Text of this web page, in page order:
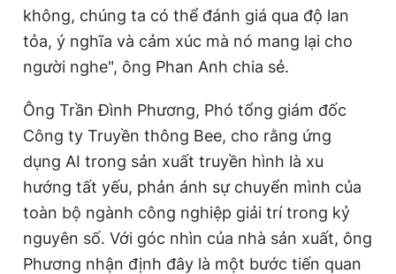
không, chúng ta có thể đánh giá qua độ lan
tỏa, ý nghĩa và cảm xúc mà nó mang lại cho
người nghe", ông Phan Anh chia sẻ.
Ông Trần Đình Phương, Phó tổng giám đốc
Công ty Truyền thông Bee, cho rằng ứng
dụng AI trong sản xuất truyền hình là xu
hướng tất yếu, phản ánh sự chuyển mình của
toàn bộ ngành công nghiệp giải trí trong kỷ
nguyên số. Với góc nhìn của nhà sản xuất, ông
Phương nhận định đây là một bước tiến quan